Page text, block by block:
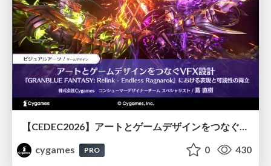
【CEDEC2026】アートとゲームデザインをつなぐVFX設計『GRANBLUE FANTASY: Relink - Endless Ragnarok』における表現と可読性の両立
cygames
PRO 0 430